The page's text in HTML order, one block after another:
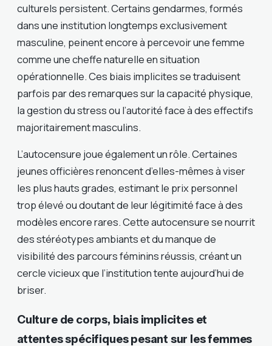
culturels persistent. Certains gendarmes, formés
dans une institution longtemps exclusivement
masculine, peinent encore à percevoir une femme
comme une cheffe naturelle en situation
opérationnelle. Ces biais implicites se traduisent
parfois par des remarques sur la capacité physique,
la gestion du stress ou l’autorité face à des effectifs
majoritairement masculins.
L’autocensure joue également un rôle. Certaines
jeunes officières renoncent d’elles-mêmes à viser
les plus hauts grades, estimant le prix personnel
trop élevé ou doutant de leur légitimité face à des
modèles encore rares. Cette autocensure se nourrit
des stéréotypes ambiants et du manque de
visibilité des parcours féminins réussis, créant un
cercle vicieux que l’institution tente aujourd’hui de
briser.
Culture de corps, biais implicites et
attentes spécifiques pesant sur les femmes